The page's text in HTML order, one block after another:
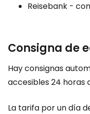
Reisebank -
Consigna de
Hay consignas
accesibles 24 horas
La tarifa por un día